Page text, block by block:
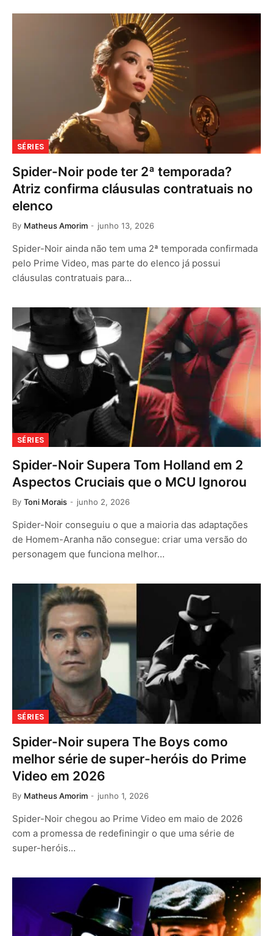
SÉRIES
Spider-Noir pode ter 2ª temporada?
Atriz confirma cláusulas contratuais no
elenco
By Matheus Amorim junho 13, 2026
Spider-Noir ainda não tem uma 2ª temporada confirmada
pelo Prime Video, mas parte do elenco já possui
cláusulas contratuais para…
SÉRIES
Spider-Noir Supera Tom Holland em 2
Aspectos Cruciais que o MCU Ignorou
By Toni Morais junho 2, 2026
Spider-Noir conseguiu o que a maioria das adaptações
de Homem-Aranha não consegue: criar uma versão do
personagem que funciona melhor…
SÉRIES
Spider-Noir supera The Boys como
melhor série de super-heróis do Prime
Video em 2026
By Matheus Amorim junho 1, 2026
Spider-Noir chegou ao Prime Video em maio de 2026
com a promessa de redefiningir o que uma série de
super-heróis…